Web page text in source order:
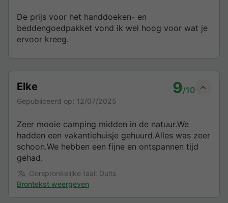
De prijs voor het handdoeken- en
beddengoedpakket vond ik wel hoog voor wat je
ervoor kreeg.
Elke 9/10
Gepubliceerd op: 12/07/2025
Zeer mooie camping midden in de natuur.We
hadden een vakantiehuisje gehuurd.Alles was zeer
schoon.We hebben een fijne en ontspannen tijd
gehad.
Oorspronkelijke taal: Duits
Brontekst weergeven